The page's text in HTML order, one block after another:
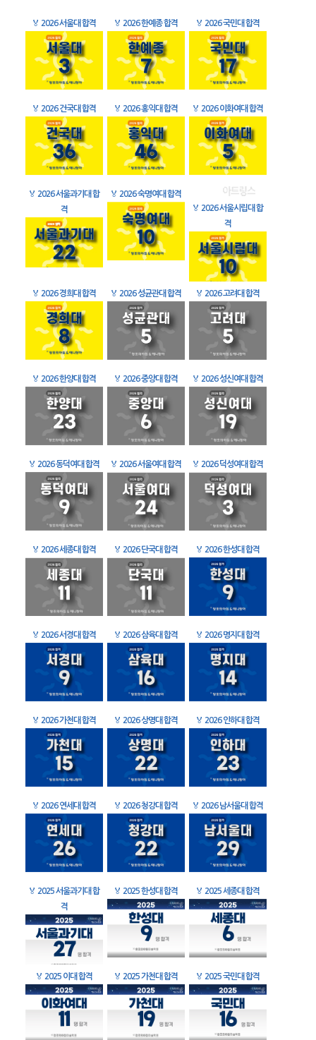
🏅 2026 서울대 합격 🏅 2026 한예종 합격 🏅 2026 국민대 합격
🏅 2026 건국대 합격 🏅 2026 홍익대 합격 🏅 2026 이화여대 합격
🏅 2026 서울과기대 합
격
🏅 2026 숙명여대 합격
🏅 2026 서울시립대 합
격
🏅 2026 경희대 합격 🏅 2026 성균관대 합격 🏅 2026 고려대 합격
🏅 2026 한양대 합격 🏅 2026 중앙대 합격 🏅 2026 성신여대 합격
🏅 2026 동덕여대 합격 🏅 2026 서울여대 합격 🏅 2026 덕성여대 합격
🏅 2026 세종대 합격 🏅 2026 단국대 합격 🏅 2026 한성대 합격
🏅 2026 서경대 합격 🏅 2026 삼육대 합격 🏅 2026 명지대 합격
🏅 2026 가천대 합격 🏅 2026 상명대 합격 🏅 2026 인하대 합격
🏅 2026 연세대 합격 🏅 2026 청강대 합격 🏅 2026 남서울대 합격
🏅 2025 서울과기대 합
격
🏅 2025 한성대 합격 🏅 2025 세종대 합격
🏅 2025 이대 합격 🏅 2025 가천대 합격 🏅 2025 국민대 합격